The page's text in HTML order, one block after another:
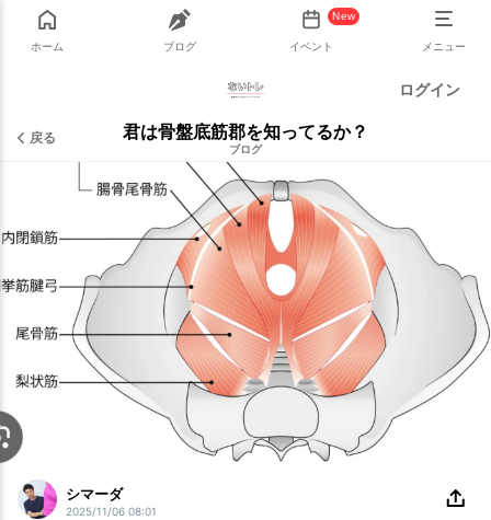
ホーム ブログ
New
イベント メニュー
ログイン
戻る 君は骨盤底筋郡を知ってるか？
ブログ
シマーダ
2025/11/06 08:01